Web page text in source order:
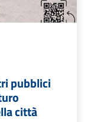
pubblici
città